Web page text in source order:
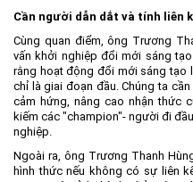
Cần người dẫn dắt và tính liên
Cùng quan điểm, ông Trương
vấn khởi nghiệp đổi mới sáng
rằng hoạt động đổi mới sáng tạo
chỉ là giai đoạn đầu. Chúng ta
cảm hứng, nâng cao nhận thức
kiếm các "champion"- người đi
nghiệp.
Ngoài ra, ông Trương Thanh
hình thức nếu không có sự liên